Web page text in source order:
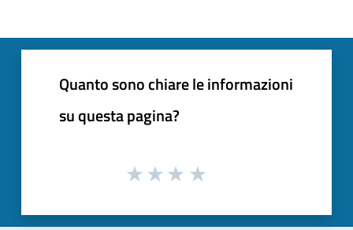
Quanto sono chiare le informazioni
su questa pagina?